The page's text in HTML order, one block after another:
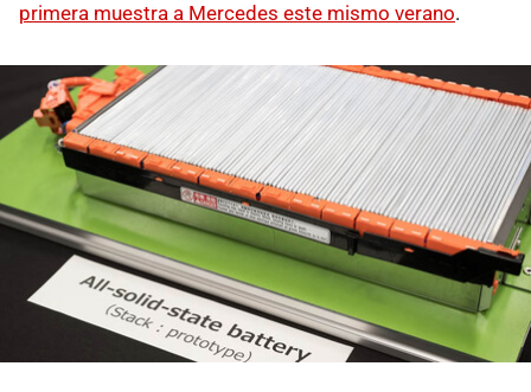
primera muestra a Mercedes este mismo verano.